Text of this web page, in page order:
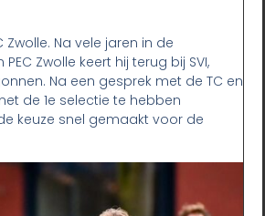
Zwolle. Na vele jaren in de
Zwolle keert hij terug bij SVI,
Na een gesprek met de TC en
de 1e selectie te hebben
keuze snel gemaakt voor de